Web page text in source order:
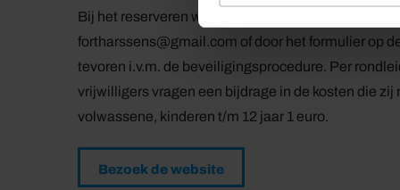
Bij het reserveren wordt hier meer informatie over
fortharssens@gmail.com of door het formulier op
tevoren i.v.m. de beveiligingsprocedure. Per
vrijwilligers vragen een bijdrage in de kosten die
volwassene, kinderen t/m 12 jaar 1 euro.
Bezoek de website